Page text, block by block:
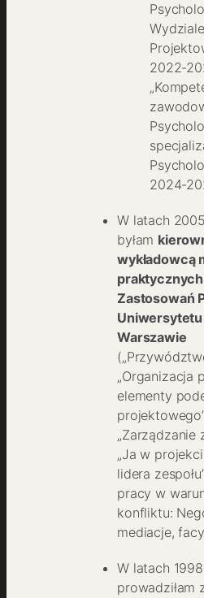
Wydziale
2022-
2024-
W latach
byłam
wykładowcą
Zastosowań
Uniwersytetu
Warszawie
„Organizacja
elementy
„Zarządzanie
„Ja w
lidera
pracy w
konfliktu:
mediacje,
W latach
prowadziłam